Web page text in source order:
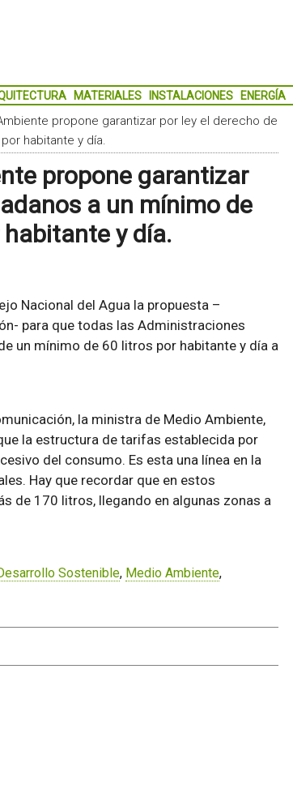
MATERIALES INSTALACIONES ENERGÍA
propone garantizar por ley el derecho de
habitante y día.
propone garantizar
a un mínimo de
y día.
Nacional del Agua la propuesta –
para que todas las Administraciones
un mínimo de 60 litros por habitante y día a
la ministra de Medio Ambiente,
la estructura de tarifas establecida por
del consumo. Es esta una línea en la
Hay que recordar que en estos
de 170 litros, llegando en algunas zonas a
Sostenible, Medio Ambiente,